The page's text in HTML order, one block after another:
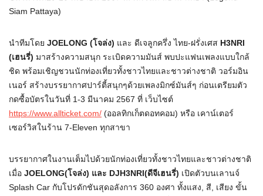
Siam Pattaya)
นำทีมโดย JOELONG (โจล่ง) และ ดีเจลูกครึ่ง ไทย-ฝรั่งเศส H3NRI
(เฮนรี่) มาสร้างความสนุก ระเบิดความมันส์ พบปะแฟนเพลงแบบใกล้
ชิด พร้อมเชิญชวนนักท่องเที่ยวทั้งชาวไทยและชาวต่างชาติ วอร์มอิน
เนอร์ สร้างบรรยากาศปาร์ตี้สนุกๆด้วยเพลงมิกซ์มันส์ๆ ก่อนเตรียมตัว
กดซื้อบัตรในวันที่ 1-3 มีนาคม 2567 ที่ เว็บไซต์
https://www.allticket.com/ (ออลทิกเก็ตดอทคอม) หรือ เคาน์เตอร์
เซอร์วิสในร้าน 7-Eleven ทุกสาขา
บรรยากาศในงานเต็มไปด้วยนักท่องเที่ยวทั้งชาวไทยและชาวต่างชาติ
เมื่อ JOELONG(โจล่ง) และ DJH3NRI(ดีจีเฮนรี่) เปิดตัวบนเลานจ์
Splash Car กับโปรดักชันสุดอลังการ 360 องศา ทั้งแสง, สี, เสียง ขั้น